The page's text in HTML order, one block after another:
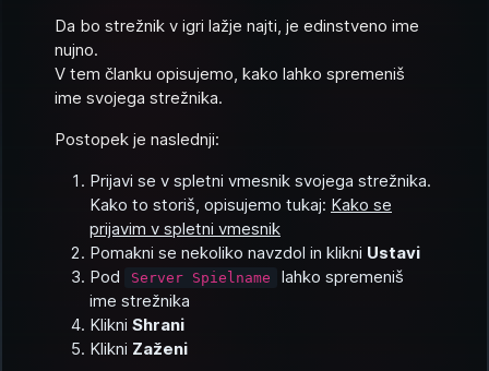
Da bo strežnik v igri lažje najti, je edinstveno ime
nujno.
V tem članku opisujemo, kako lahko spremeniš
ime svojega strežnika.
Postopek je naslednji:
Prijavi se v spletni vmesnik svojega strežnika.
Kako to storiš, opisujemo tukaj: Kako se
prijavim v spletni vmesnik
Pomakni se nekoliko navzdol in klikni Ustavi
Pod
Server Spielname
lahko spremeniš
ime strežnika
Klikni Shrani
Klikni Zaženi